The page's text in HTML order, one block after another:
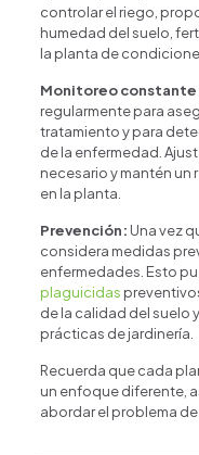
controlar el riego,
humedad del suelo,
la planta de
Monitoreo
regularmente para
tratamiento y para
de la enfermedad.
necesario y mantén
en la planta.
Prevención: Una vez
considera medidas
enfermedades. Esto
plaguicidas
de la calidad del suelo
prácticas de jardinería.
Recuerda que cada
un enfoque diferente,
abordar el problema